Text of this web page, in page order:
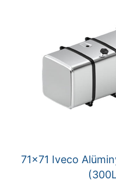
71×71 Iveco